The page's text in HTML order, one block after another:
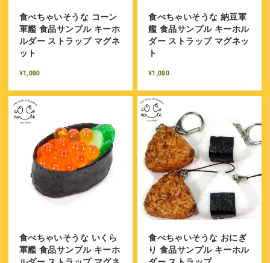
食べちゃいそうな コーン
軍艦 食品サンプル キーホ
ルダー ストラップ マグネ
ット
¥1,090
食べちゃいそうな 納豆軍
艦 食品サンプル キーホル
ダー ストラップ マグネッ
ト
¥1,090
食べちゃいそうな いくら
軍艦 食品サンプル キーホ
食べちゃいそうな おにぎ
り 食品サンプル キーホル